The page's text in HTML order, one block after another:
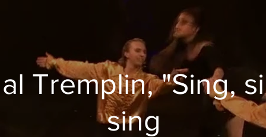
Tremplin, "Sing,
sing